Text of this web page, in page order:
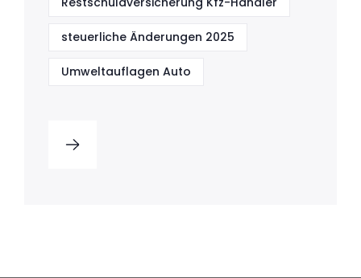
steuerliche Änderungen 2025
Umweltauflagen Auto